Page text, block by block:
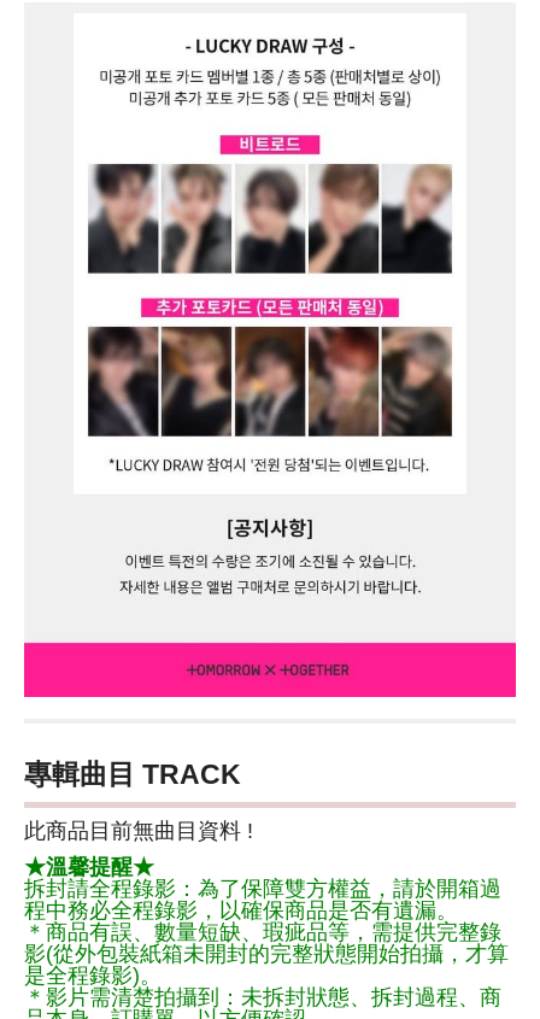
專輯曲目 TRACK
此商品目前無曲目資料 !
★溫馨提醒★
拆封請全程錄影：為了保障雙方權益，請於開箱過
程中務必全程錄影，以確保商品是否有遺漏。
＊商品有誤、數量短缺、瑕疵品等，需提供完整錄
影(從外包裝紙箱未開封的完整狀態開始拍攝，才算
是全程錄影)。
＊影片需清楚拍攝到：未拆封狀態、拆封過程、商